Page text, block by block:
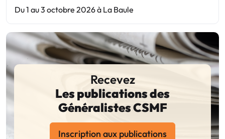
Du 1 au 3 octobre 2026 à La Baule
Recevez
Les publications des
Généralistes CSMF
Inscription aux publications